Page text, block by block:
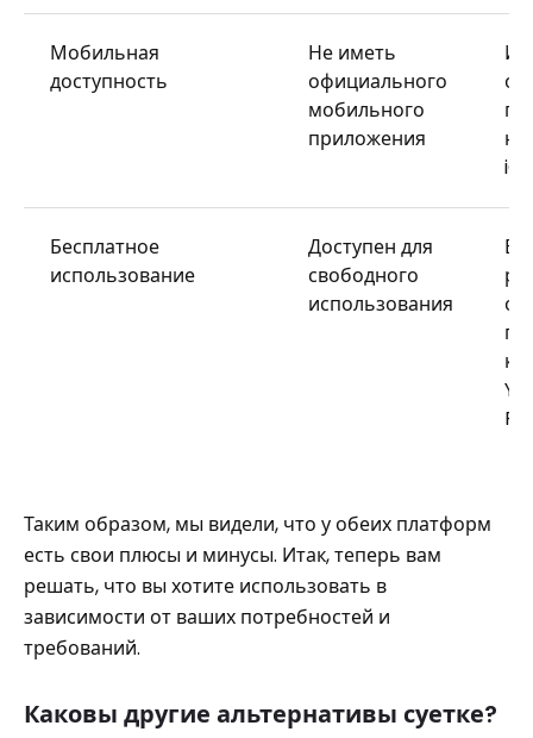
Мобильная
доступность
Не иметь
официального
мобильного
приложения
на
Бесплатное
использование
Доступен для
свободного
использования
Таким образом, мы видели, что у обеих платформ
есть свои плюсы и минусы. Итак, теперь вам
решать, что вы хотите использовать в
зависимости от ваших потребностей и
требований.
Каковы другие альтернативы суетке?